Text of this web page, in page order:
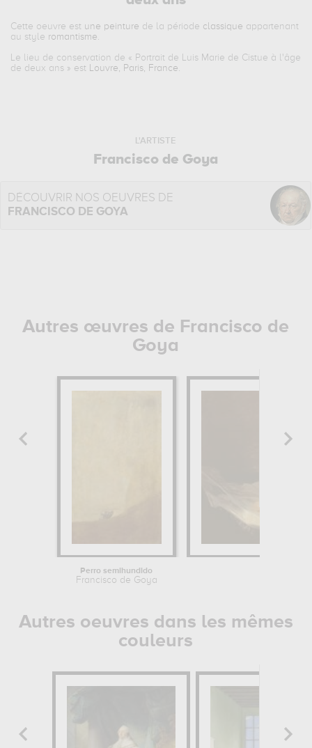
Cette oeuvre est une peinture de la période classique appartenant
au style romantisme.
Le lieu de conservation de « Portrait de Luis Marie de Cistue à l'âge
de deux ans » est Louvre, Paris, France.
L'ARTISTE
Francisco de Goya
DÉCOUVRIR NOS OEUVRES DE
FRANCISCO DE GOYA
Autres œuvres de Francisco de
Goya
Perro semihundido
Francisco de Goya
Autres oeuvres dans les mêmes
couleurs